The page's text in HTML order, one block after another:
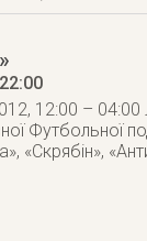
12:00 –
Футбольної
«Скрябін»,